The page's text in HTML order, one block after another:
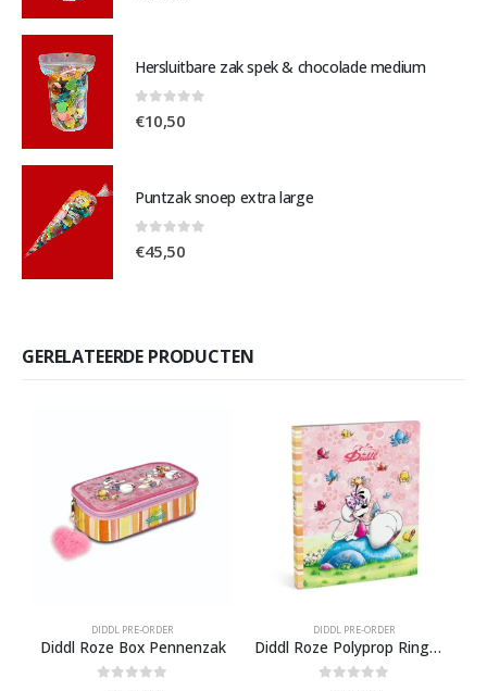
Hersluitbare zak spek & chocolade medium
0out of 5
€10,50
Puntzak snoep extra large
0out of 5
€45,50
GERELATEERDE PRODUCTEN
DIDDL PRE-ORDER
Diddl Roze Box Pennenzak
DIDDL PRE-ORDER
Diddl Roze Polyprop Ringmap A4